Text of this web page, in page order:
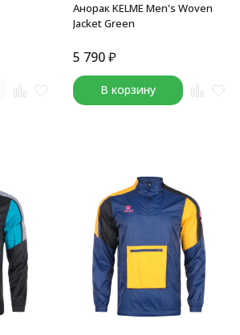
Анорак KELME Men's Woven
Jacket Green
5 790₽
В корзину